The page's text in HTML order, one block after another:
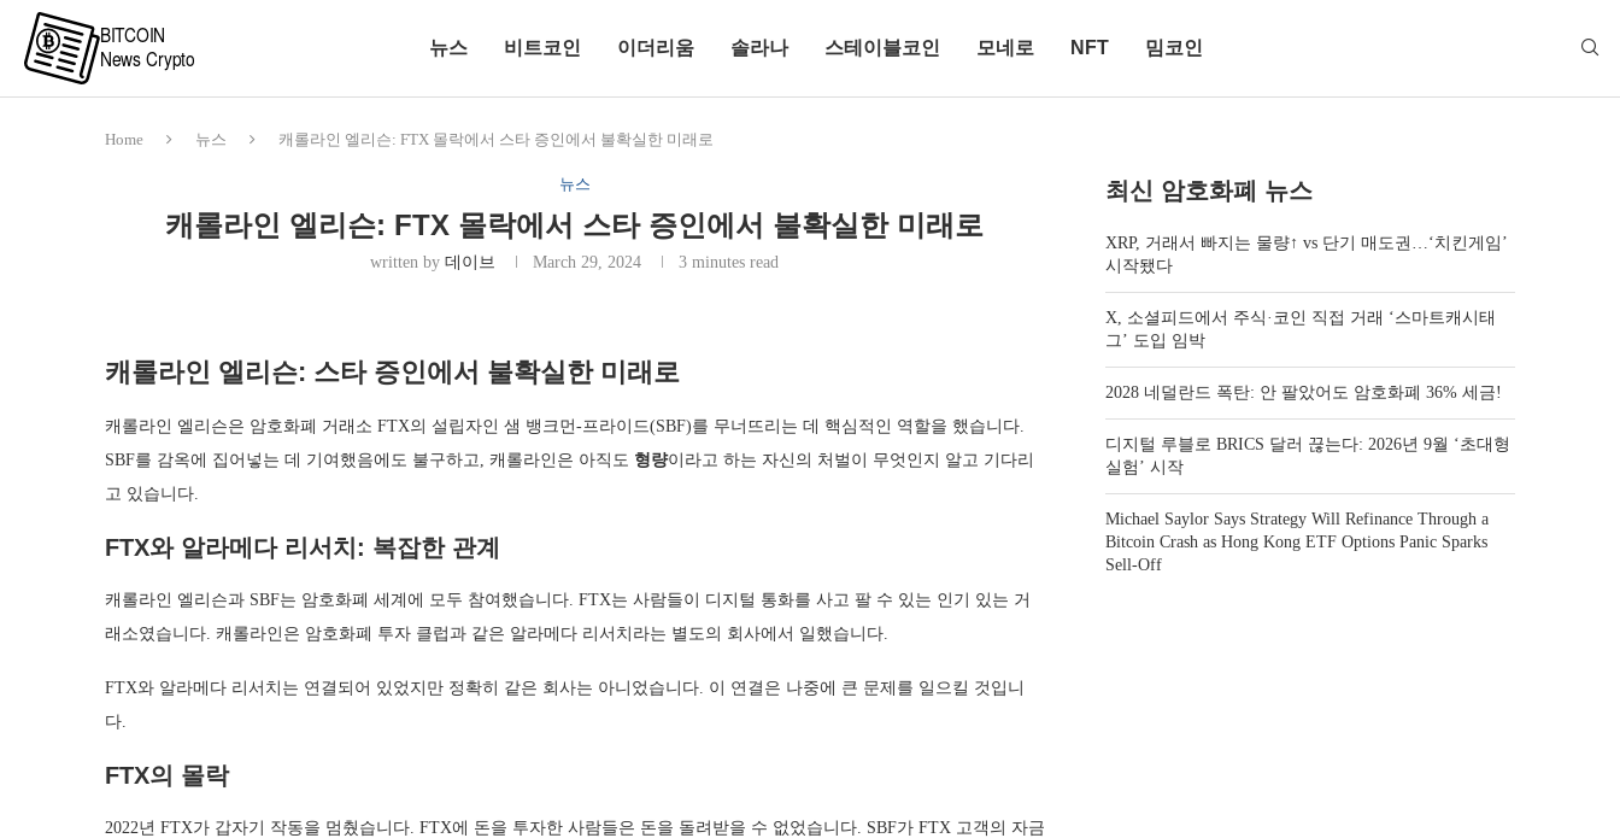
뉴스 비트코인 이더리움 솔라나 스테이블코인 모네로 NFT 밈코인
Home 뉴스 캐롤라인 엘리슨: FTX 몰락에서 스타 증인에서 불확실한 미래로
뉴스
캐롤라인 엘리슨: FTX 몰락에서 스타 증인에서 불확실한 미래로
written by데이브 March 29, 2024 3 minutes read
캐롤라인 엘리슨: 스타 증인에서 불확실한 미래로
캐롤라인 엘리슨은 암호화폐 거래소 FTX의 설립자인 샘 뱅크먼-프라이드(SBF)를 무너뜨리는 데 핵심적인 역할을 했습니다.
SBF를 감옥에 집어넣는 데 기여했음에도 불구하고, 캐롤라인은 아직도 형량이라고 하는 자신의 처벌이 무엇인지 알고 기다리
고 있습니다.
FTX와 알라메다 리서치: 복잡한 관계
캐롤라인 엘리슨과 SBF는 암호화폐 세계에 모두 참여했습니다. FTX는 사람들이 디지털 통화를 사고 팔 수 있는 인기 있는 거
래소였습니다. 캐롤라인은 암호화폐 투자 클럽과 같은 알라메다 리서치라는 별도의 회사에서 일했습니다.
FTX와 알라메다 리서치는 연결되어 있었지만 정확히 같은 회사는 아니었습니다. 이 연결은 나중에 큰 문제를 일으킬 것입니
다.
FTX의 몰락
2022년 FTX가 갑자기 작동을 멈췄습니다. FTX에 돈을 투자한 사람들은 돈을 돌려받을 수 없었습니다. SBF가 FTX 고객의 자금
최신 암호화폐 뉴스
XRP, 거래서 빠지는 물량↑ vs 단기 매도권…‘치킨게임’
시작됐다
X, 소셜피드에서 주식·코인 직접 거래 ‘스마트캐시태
그’ 도입 임박
2028 네덜란드 폭탄: 안 팔았어도 암호화폐 36% 세금!
디지털 루블로 BRICS 달러 끊는다: 2026년 9월 ‘초대형
실험’ 시작
Michael Saylor Says Strategy Will Refinance Through a
Bitcoin Crash as Hong Kong ETF Options Panic Sparks
Sell-Off